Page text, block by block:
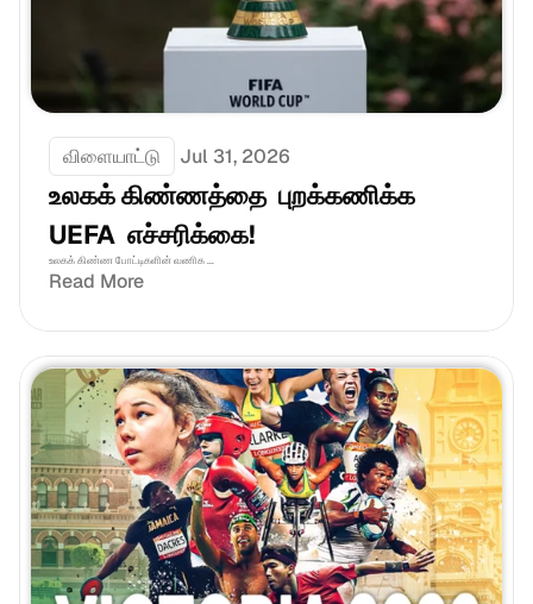
விளையாட்டு Jul 31, 2026
உலகக் கிண்ணத்தை  புறக்கணிக்க
UEFA  எச்சரிக்கை!
உலகக் கிண்ண போட்டிகளின் வணிக ...
Read More